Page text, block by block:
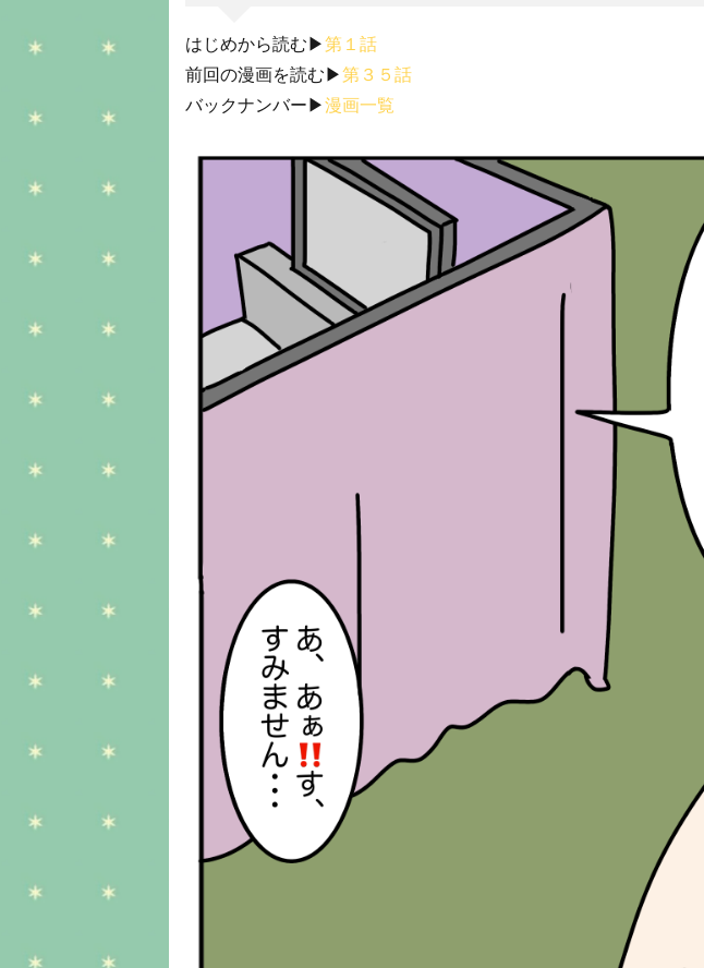
はじめから読む▶︎第１話
前回の漫画を読む▶︎第３５話
バックナンバー▶︎漫画一覧